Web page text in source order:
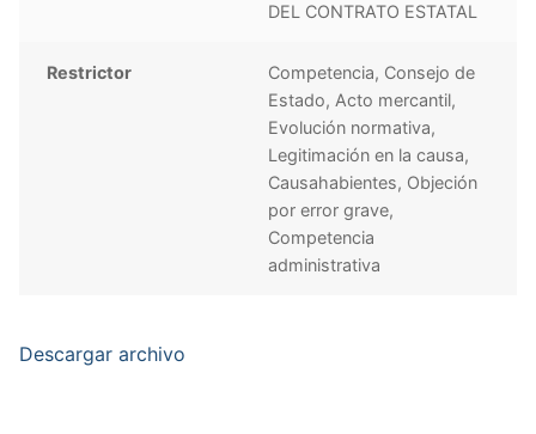
DEL CONTRATO ESTATAL
Restrictor
Competencia, Consejo de
Estado, Acto mercantil,
Evolución normativa,
Legitimación en la causa,
Causahabientes, Objeción
por error grave,
Competencia
administrativa
Descargar archivo